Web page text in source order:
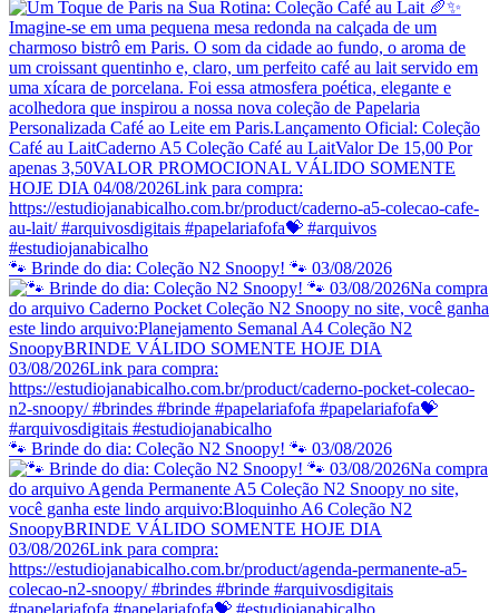
🐾 Brinde do dia: Coleção N2 Snoopy! 🐾 03/08/2026
🐾 Brinde do dia: Coleção N2 Snoopy! 🐾 03/08/2026